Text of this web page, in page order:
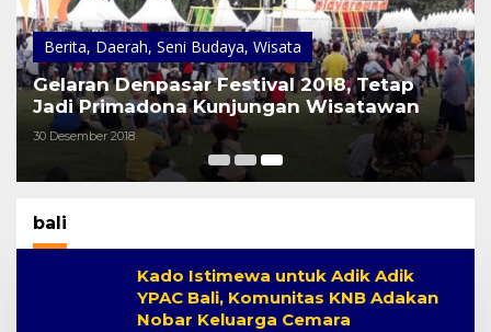
Berita, Daerah, Seni Budaya, Wisata
Gelaran Denpasar Festival 2018, Tetap
Jadi Primadona Kunjungan Wisatawan
30 Desember 2018
bali
Kado Istimewa untuk Adik Adik
YPAC Bali, Komunitas KNB Adakan
Nobar Keluarga Cemara